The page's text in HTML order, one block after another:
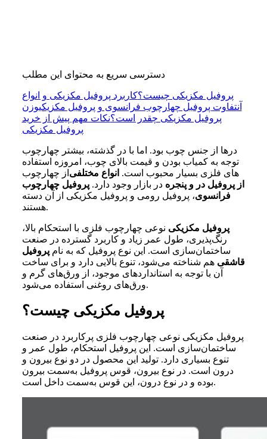
دسترسی سریع به محتوای این مطلب
پروفیل مکزیکی چیست؟کاربرد پروفیل مکزیکی و انواع
آنتفاوت پروفیل چهارچوب فرانسوی و پروفیل مکزیکیوزن
پروفیل مکزیکی چقدر است؟نکات مهم پیش از خرید
پروفیل مکزیکی
در گذشته، بیشتر چهارچوب‎ در‌ها از جنس چوب بود. اما با
توجه به کمیاب بودن و قیمت بالای چوب، امروزه استفاده
از چهارچوب‎‌های فلزی بسیار محبوب است. انواع مختلفی
از پروفیل در و پنجره در بازار وجود دارد.پروفیل چهارچوب
فرانسوی، پروفیل رومی و پروفیل مکزیکی از آن دسته
هستند.
پروفیل مکزیکی نوعی چهارچوب فلزی با استحکام بالا،
رنگ‌پذیری، طول عمر زیاد و کاربرد گسترده در صنعت
ساختمان‌سازی است. این نوع پروفیل که به نامپروفیل
قاشقی هم شناخته می‌شود، تنوع بالایی دارد و برای ساخت
آن با توجه به استاندارد‌های موجود، از ورق‌های گرم و
ورق‌های روغنی استفاده می‌شود.
پروفیل مکزیکی چیست؟
پروفیل مکزیکی نوعی چهارچوب فلزی پرکاربرد در صنعت
ساختمان‌سازی است. این پروفیل استحکام، طول عمر و
تنوع بسیاری دارد. تولید این محصول در دو نوع بیرون و
درون است. در نوع بیرون، قوس پروفیل به‌سمت بیرون
بوده و در نوع درون، این قوس به‌سمت داخل است.